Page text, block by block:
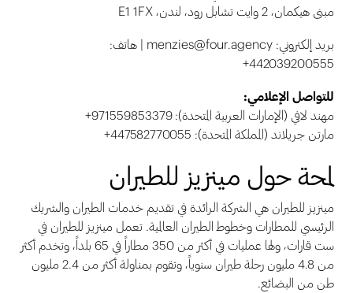
مبنى هيكمان، 2 وايت تشابل رود، لندن، E1 1FX
بريد إلكتروني: menzies@four.agency | هاتف:
442039200555+
للتواصل الإعلامي:
مهند لافي (الإمارات العربية المتحدة): 971559853379+
مارتن جريلاند (المملكة المتحدة): 447582770055+
لمحة حول مينزيز للطيران
مينزيز للطيران هي الشركة الرائدة في تقديم خدمات الطيران والشريك
الرئيسي للمطارات وخطوط الطيران العالمية. تعمل مينزيز للطيران في
ست قارات، ولها عمليات في أكثر من 350 مطاراً في 65 بلداً، وتخدم أكثر
من 4.8 مليون رحلة طيران سنوياً، وتقوم بمناولة أكثر من 2.4 مليون
طن من البضائع.